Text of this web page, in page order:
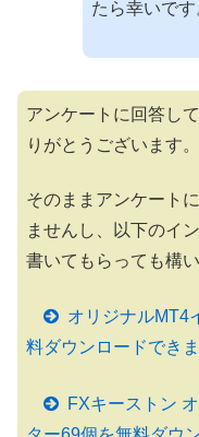
たら幸いです
アンケートに回答し
りがとうございます。
そのままアンケート
ませんし、以下のイ
書いてもらっても構い
オリジナルMT4
料ダウンロードできま
FXキーストン